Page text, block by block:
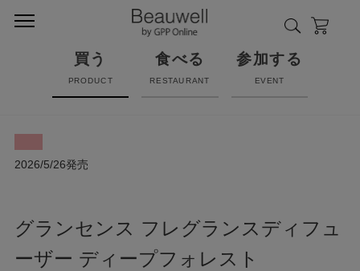
買う
PRODUCT
食べる
RESTAURANT
参加する
EVENT
2026/5/26発売
グランセンス フレグランスディフュ
ーザー ディープフォレスト